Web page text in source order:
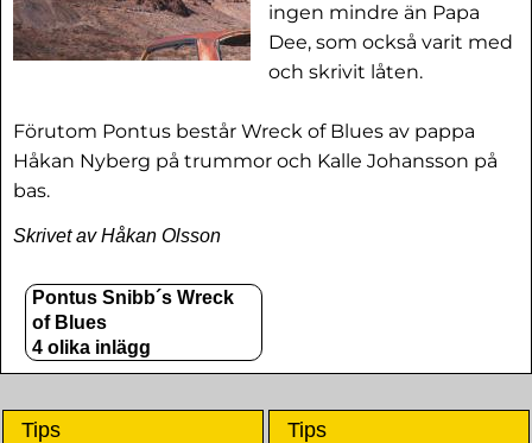
ingen mindre än Papa
Dee, som också varit med
och skrivit låten.
Förutom Pontus består Wreck of Blues av pappa
Håkan Nyberg på trummor och Kalle Johansson på
bas.
Skrivet av Håkan Olsson
Pontus Snibb´s Wreck
of Blues
4 olika inlägg
Tips Tips